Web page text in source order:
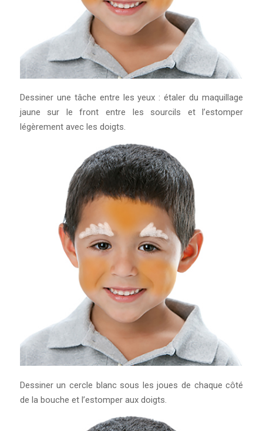
Dessiner une tâche entre les yeux : étaler du maquillage
jaune sur le front entre les sourcils et l’estomper
légèrement avec les doigts.
Dessiner un cercle blanc sous les joues de chaque côté
de la bouche et l’estomper aux doigts.